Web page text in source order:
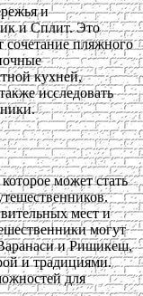
и
и Сплит. Это
сочетание пляжного
кухней,
исследовать
может стать
мест и
могут
и Ришикеш,
и традициями.
для